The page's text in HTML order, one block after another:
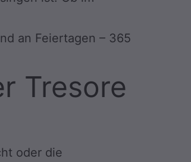
an Feiertagen – 365
Tresore
oder die